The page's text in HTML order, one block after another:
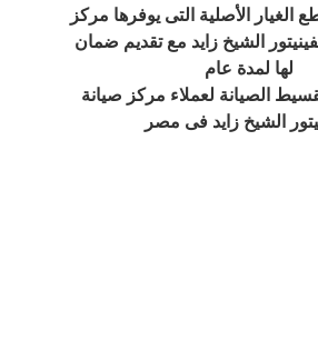
الغيار الأصلية التى يوفرها مركز
الشيخ زايد مع تقديم ضمان
لها لمدة عام
الصيانة لعملاء مركز صيانة
الشيخ زايد فى مصر